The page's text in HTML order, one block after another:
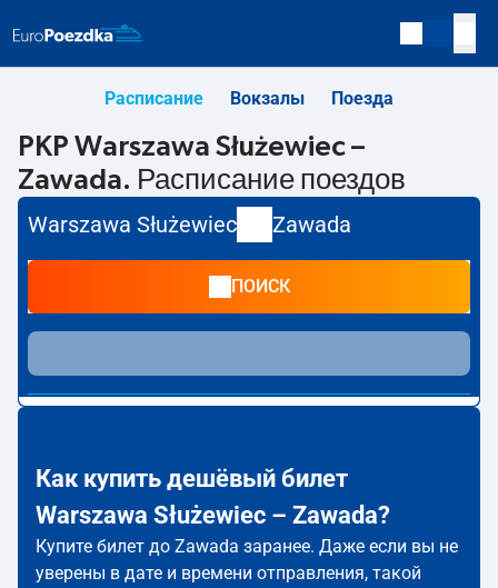
Расписание Вокзалы Поезда
PKP Warszawa Służewiec –
Zawada. Расписание поездов
Warszawa Służewiec Zawada
ПОИСК
Как купить дешёвый билет
Warszawa Służewiec – Zawada?
Купите билет до Zawada заранее. Даже если вы не
уверены в дате и времени отправления, такой